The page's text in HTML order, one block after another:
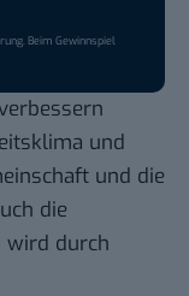
. Beim Gewinnspiel
und
und die
die
wird durch